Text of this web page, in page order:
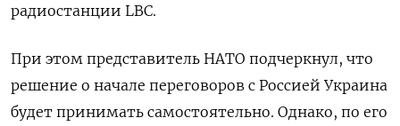
радиостанции LBC.
При этом представитель НАТО подчеркнул, что
решение о начале переговоров с Россией Украина
будет принимать самостоятельно. Однако, по его